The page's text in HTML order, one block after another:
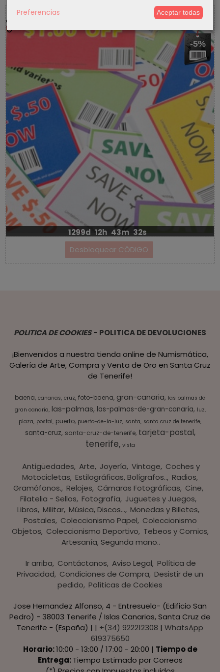
-5%
1299d 12h 43m 32s
POLITICA DE COOKIES- POLITICA DE DEVOLUCIONES
¡Bienvenidos a nuestra tienda online de Numismática,
Galería de Arte, Compra y Venta de Oro en Santa Cruz
de Tenerife!
baena canarias cruz foto-baena gran-canaria las palmas de
gran canaria las-palmas las-palmas-de-gran-canaria luz
plaza postal puerto puerto-de-la-luz santa santa cruz de tenerife
santa-cruz santa-cruz-de-tenerife tarjeta-postal
tenerife vista
Antigüedades Arte Joyería Vintage Coches y
Motocicletas Estilográficas, Bolígrafos.. Radios,
Gramófonos. Relojes Cámaras Fotográficas Cine
Filatelia - Sellos Fotografía Juguetes y Juegos
Libros Militar Música, Discos... Monedas y Billetes
Postales Coleccionismo Papel Coleccionismo
Objetos Coleccionismo Deportivo Tebeos y Comics
Artesanía, Segunda mano..
Ir arriba Contáctanos Aviso Legal Política de
Privacidad Condiciones de Compra Desistir de un
pedido Políticas de Cookies
Jose Hernandez Alfonso, 4 - Entresuelo- (Edificio San
Pedro) - 38003 Tenerife / Islas Canarias, Santa Cruz de
Tenerife - (España) | | +(34) 922212308 | WhatsApp
619375650
Horario:10:00 - 13:00 / 17:00 - 20:00 | Tiempo de
Entrega:Tiempo Estimado por Correos
Preferencias Aceptar todas